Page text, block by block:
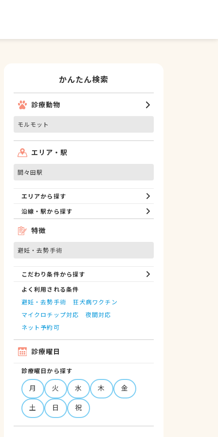
かんたん検索
診療動物
モルモット
エリア・駅
間々田駅
エリアから探す
沿線・駅から探す
特徴
避妊・去勢手術
こだわり条件から探す
よく利用される条件
避妊・去勢手術
狂犬病ワクチン
マイクロチップ対応
夜間対応
ネット予約可
診療曜日
診療曜日から探す
月 火 水 木
金
土
日 祝